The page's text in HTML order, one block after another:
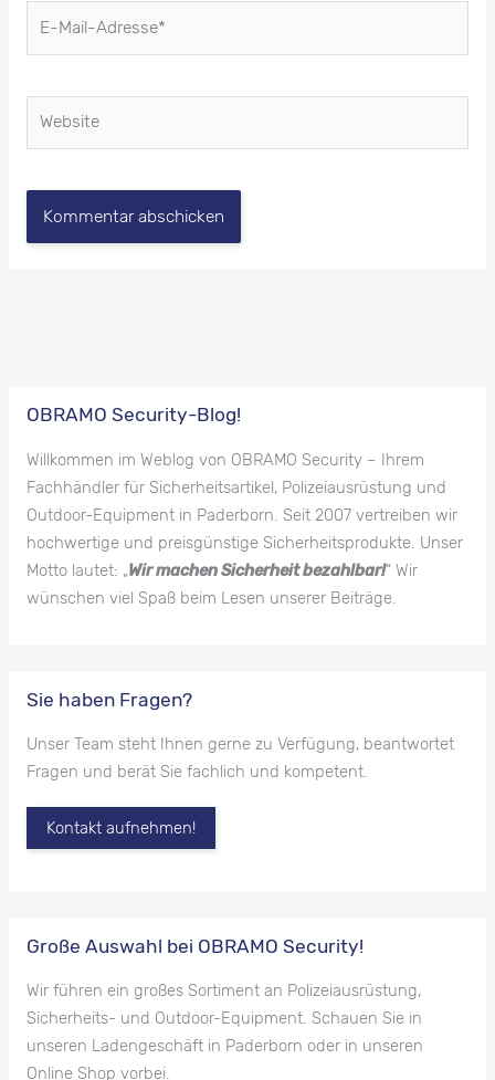
Mail-
OBRAMO Security-Blog!
Willkommen im Weblog von OBRAMO Security – Ihrem
Fachhändler für Sicherheitsartikel, Polizeiausrüstung und
Outdoor-Equipment in Paderborn. Seit 2007 vertreiben wir
hochwertige und preisgünstige Sicherheitsprodukte. Unser
Motto lautet: „Wir machen Sicherheit bezahlbar!“ Wir
wünschen viel Spaß beim Lesen unserer Beiträge.
Sie haben Fragen?
Unser Team steht Ihnen gerne zu Verfügung, beantwortet
Fragen und berät Sie fachlich und kompetent.
Kontakt aufnehmen!
Große Auswahl bei OBRAMO Security!
Wir führen ein großes Sortiment an Polizeiausrüstung,
Sicherheits- und Outdoor-Equipment. Schauen Sie in
unseren Ladengeschäft in Paderborn oder in unseren
Online Shop vorbei.